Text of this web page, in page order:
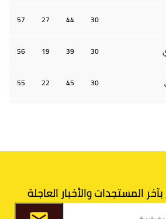
30
44
27
57
30
39
19
56
30
45
22
55
36
المستجدات والأخبار العاجلة